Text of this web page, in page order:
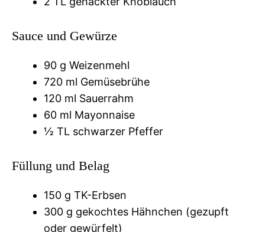
Sauce und Gewürze
90 g Weizenmehl
720 ml Gemüsebrühe
120 ml Sauerrahm
60 ml Mayonnaise
½ TL schwarzer Pfeffer
Füllung und Belag
150 g TK-Erbsen
300 g gekochtes Hähnchen (gezupft
oder gewürfelt)